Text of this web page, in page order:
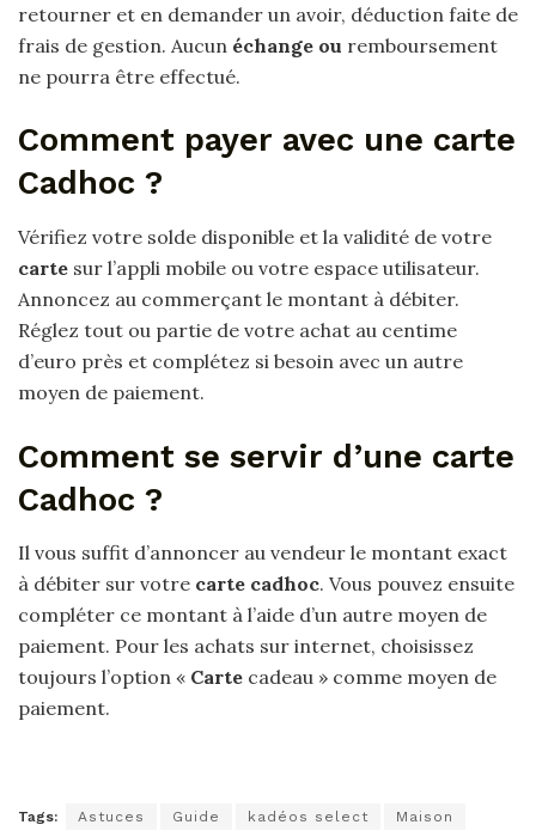
retourner et en demander un avoir, déduction faite de
frais de gestion. Aucun échange ou remboursement
ne pourra être effectué.
Comment payer avec une carte
Cadhoc ?
Vérifiez votre solde disponible et la validité de votre
carte sur l’appli mobile ou votre espace utilisateur.
Annoncez au commerçant le montant à débiter.
Réglez tout ou partie de votre achat au centime
d’euro près et complétez si besoin avec un autre
moyen de paiement.
Comment se servir d’une carte
Cadhoc ?
Il vous suffit d’annoncer au vendeur le montant exact
à débiter sur votre carte cadhoc. Vous pouvez ensuite
compléter ce montant à l’aide d’un autre moyen de
paiement. Pour les achats sur internet, choisissez
toujours l’option « Carte cadeau » comme moyen de
paiement.
Tags: Astuces Guide kadéos select Maison